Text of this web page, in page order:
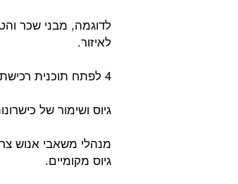
לדוגמה, מבני שכר
לאיזור.
4 לפתח תוכנית רכישת כשרונות איתנה:
גיוס ושימור של
מנהלי משאבי אנוש
גיוס מקומיים.